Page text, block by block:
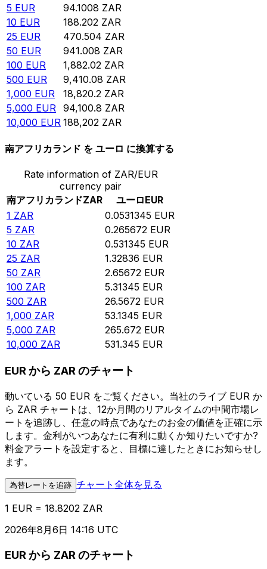
5 EUR 94.1008 ZAR
10 EUR 188.202 ZAR
25 EUR 470.504 ZAR
50 EUR 941.008 ZAR
100 EUR 1,882.02 ZAR
500 EUR 9,410.08 ZAR
1,000 EUR 18,820.2 ZAR
5,000 EUR 94,100.8 ZAR
10,000 EUR 188,202 ZAR
南アフリカランド を ユーロ に換算する
Rate information of ZAR/EUR
currency pair
南アフリカランドZAR ユーロEUR
1 ZAR 0.0531345 EUR
5 ZAR 0.265672 EUR
10 ZAR 0.531345 EUR
25 ZAR 1.32836 EUR
50 ZAR 2.65672 EUR
100 ZAR 5.31345 EUR
500 ZAR 26.5672 EUR
1,000 ZAR 53.1345 EUR
5,000 ZAR 265.672 EUR
10,000 ZAR 531.345 EUR
EUR から ZAR のチャート
動いている 50 EUR をご覧ください。当社のライブ EUR か
ら ZAR チャートは、12か月間のリアルタイムの中間市場レ
ートを追跡し、任意の時点であなたのお金の価値を正確に示
します。金利がいつあなたに有利に動くか知りたいですか?
料金アラートを設定すると、目標に達したときにお知らせし
ます。
為替レートを追跡 チャート全体を見る
1 EUR = 18.8202 ZAR
2026年8月6日 14:16 UTC
EUR から ZAR のチャート